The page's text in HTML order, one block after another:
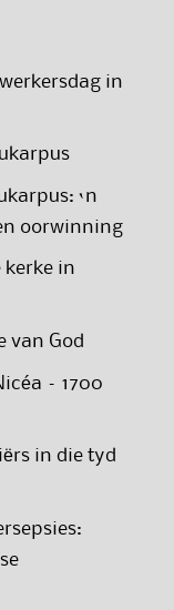
in
‘n
oorwinning
kerke in
van God
– 1700
in die tyd